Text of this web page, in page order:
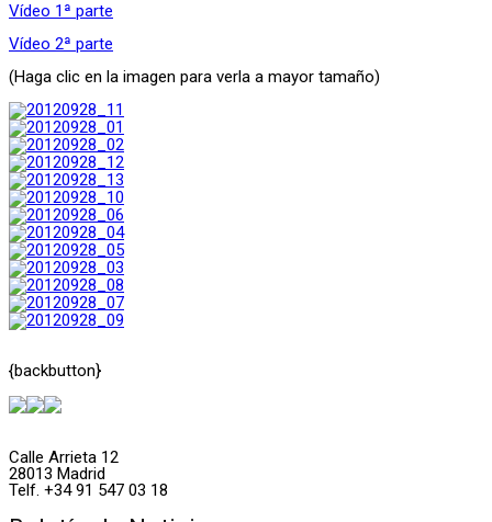
Vídeo 1ª parte
Vídeo 2ª parte
(Haga clic en la imagen para verla a mayor tamaño)
{backbutton}
Calle Arrieta 12
28013 Madrid
Telf. +34 91 547 03 18